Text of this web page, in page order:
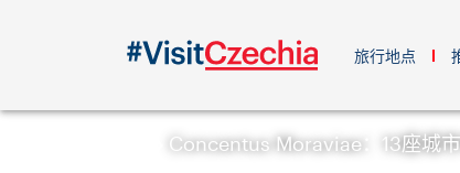
旅行地点
Concentus Moraviae：13座城